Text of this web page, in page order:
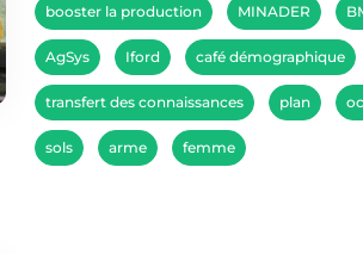
booster la production MINADER
AgSys Iford café démographique
transfert des connaissances plan
sols arme femme